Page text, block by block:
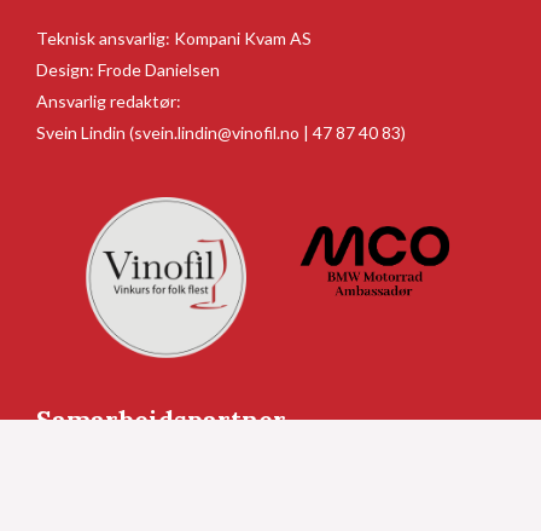
Teknisk ansvarlig: Kompani Kvam AS
Design: Frode Danielsen
Ansvarlig redaktør:
Svein Lindin (svein.lindin@vinofil.no | 47 87 40 83)
Samarbeidspartner